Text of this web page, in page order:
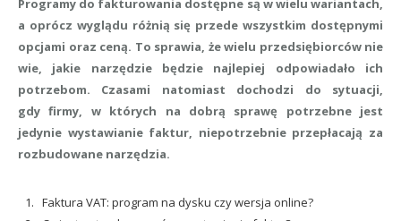
Programy do fakturowania dostępne są w wielu wariantach,
a oprócz wyglądu różnią się przede wszystkim dostępnymi
opcjami oraz ceną. To sprawia, że wielu przedsiębiorców nie
wie, jakie narzędzie będzie najlepiej odpowiadało ich
potrzebom. Czasami natomiast dochodzi do sytuacji,
gdy firmy, w których na dobrą sprawę potrzebne jest
jedynie wystawianie faktur, niepotrzebnie przepłacają za
rozbudowane narzędzia.
Faktura VAT: program na dysku czy wersja online?